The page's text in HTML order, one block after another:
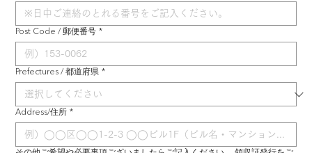
Post Code / 郵便番号 *
Prefectures / 都道府県 *
Address/住所 *